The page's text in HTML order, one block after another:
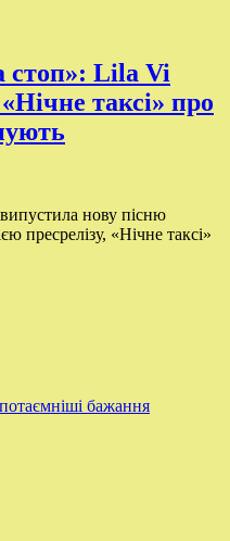
стоп»: Lila Vi
таксі» про
нову пісню
пресрелізу, «Нічне таксі»
бажання